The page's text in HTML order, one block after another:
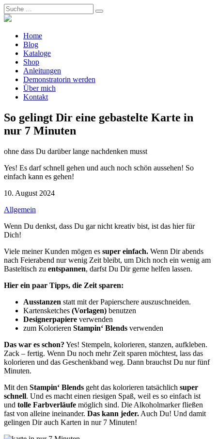
Home
Blog
Kataloge
Shop
Anleitungen
Demonstratorin werden
Über mich
Kontakt
So gelingt Dir eine gebastelte Karte in
nur 7 Minuten
ohne dass Du darüber lange nachdenken musst
Yes! Es darf schnell gehen und auch noch schön aussehen! So
einfach kann es gehen!
10. August 2024
Allgemein
Wenn Du denkst, dass Du gar nicht kreativ bist, ist das hier für
Dich!
Viele meiner Kunden mögen es super einfach. Wenn Dir abends
nach Feierabend nur wenig Zeit bleibt, um Dich noch ein wenig am
Basteltisch zu entspannen, darfst Du Dir gerne helfen lassen.
Hier ein paar Tipps, die Zeit sparen:
Ausstanzen statt mit der Papierschere auszuschneiden.
Kartensketches (Vorlagen) benutzen
Designerpapiere verwenden
zum Kolorieren Stampin‘ Blends verwenden
Das war es schon? Yes! Stempeln, kolorieren, stanzen, aufkleben.
Zack – fertig. Wenn Du noch mehr Zeit sparen möchtest, lass das
kolorieren und das Geschenkband weg. Dann brauchst Du nur fünf
Minuten.
Mit den Stampin‘ Blends geht das kolorieren tatsächlich super
schnell. Und es macht einen riesigen Spaß, weil es so einfach ist
und tolle Farbverläufe möglich sind. Die Alkoholmarker fließen
fast von alleine ineinander. Das kann jeder. Auch Du! Und damit
gelingen Dir auch Karten in nur 7 Minuten!